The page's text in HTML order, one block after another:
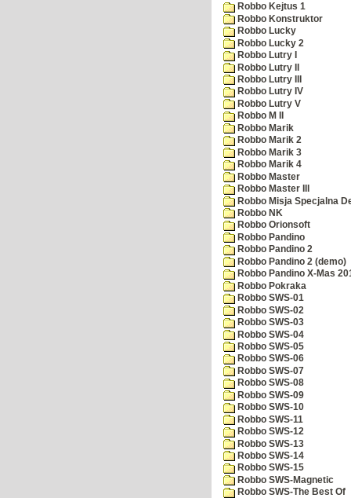
Robbo Kejtus 1
Robbo Konstruktor
Robbo Lucky
Robbo Lucky 2
Robbo Lutry I
Robbo Lutry II
Robbo Lutry III
Robbo Lutry IV
Robbo Lutry V
Robbo M II
Robbo Marik
Robbo Marik 2
Robbo Marik 3
Robbo Marik 4
Robbo Master
Robbo Master III
Robbo Misja Specjalna
Robbo NK
Robbo Orionsoft
Robbo Pandino
Robbo Pandino 2
Robbo Pandino 2 (demo)
Robbo Pandino X-Mas
Robbo Pokraka
Robbo SWS-01
Robbo SWS-02
Robbo SWS-03
Robbo SWS-04
Robbo SWS-05
Robbo SWS-06
Robbo SWS-07
Robbo SWS-08
Robbo SWS-09
Robbo SWS-10
Robbo SWS-11
Robbo SWS-12
Robbo SWS-13
Robbo SWS-14
Robbo SWS-15
Robbo SWS-Magnetic
Robbo SWS-The Best Of